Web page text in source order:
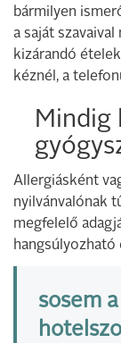
bármilyen
a saját
kizárandó
kéznél, a
Mindig
Allergiásként
nyilvánvalónak
megfelelő
hangsúlyozható
sosem